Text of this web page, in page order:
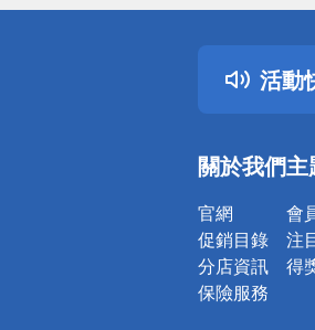
活動
關於我們
官網
促銷目錄
分店資訊
保險服務
會
注
得